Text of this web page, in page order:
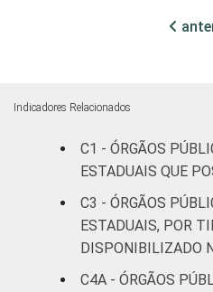
Não
Fonte: CGI.br/NIC.br,
Sociedade da
Pesquisa sobre o
brasileiro - TIC
Indicadores Relacionados
C1 - ÓRGÃOS
ESTADUAIS QUE
C3 - ÓRGÃOS
ESTADUAIS, POR
DISPONIBILIZADO
C4A - ÓRGÃOS